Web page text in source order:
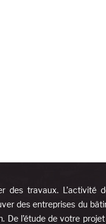
des travaux. L’activité
des entreprises du
l’étude de votre